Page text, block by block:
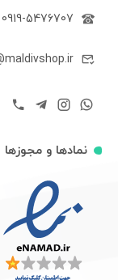
0919-5476707
نمادها و مجوزها